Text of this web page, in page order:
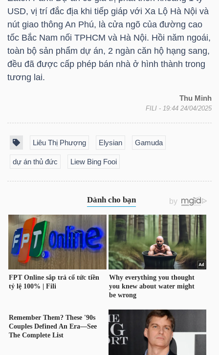
USD, vị trí đắc địa khi tiếp giáp với Xa Lộ Hà Nội và
nút giao thông An Phú, là cửa ngõ của đường cao
tốc Bắc Nam nối TPHCM và Hà Nội. Hồi năm ngoái,
toàn bộ sản phẩm dự án, 2 ngàn căn hộ hạng sang,
đều đã được cấp phép bán nhà ở hình thành trong
tương lai.
Thu Minh
FILI - 19:44 24/04/2025
Liêu Thị Phượng Elysian Gamuda
dự án thủ đức Liew Bing Fooi
TIÊU
DÙNG
CHĂM
TÀI
CHÍNH
CÔNG